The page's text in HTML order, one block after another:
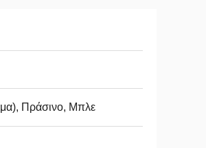
Πράσινο, Μπλε